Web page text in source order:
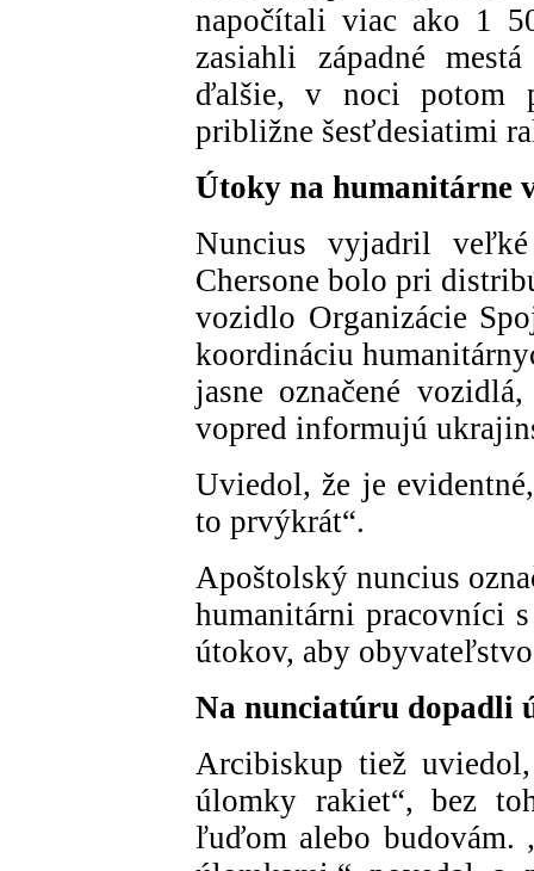
napočítali viac ako 1
zasiahli západné
ďalšie, v noci potom
približne šesťdesiatimi
Útoky na humanitárne
Nuncius vyjadril
Chersone bolo pri
vozidlo Organizácie
koordináciu
jasne označené
vopred informujú
Uviedol, že je
to prvýkrát“.
Apoštolský nuncius
humanitárni pracovníci
útokov, aby
Na nunciatúru dopadli
Arcibiskup tiež
úlomky rakiet“, bez
ľuďom alebo budovám.